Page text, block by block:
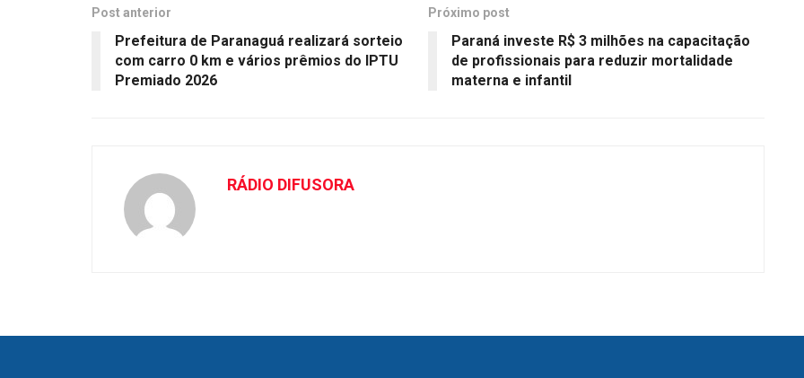
Post anterior
Prefeitura de Paranaguá realizará sorteio
com carro 0 km e vários prêmios do IPTU
Premiado 2026
Próximo post
Paraná investe R$ 3 milhões na capacitação
de profissionais para reduzir mortalidade
materna e infantil
RÁDIO DIFUSORA